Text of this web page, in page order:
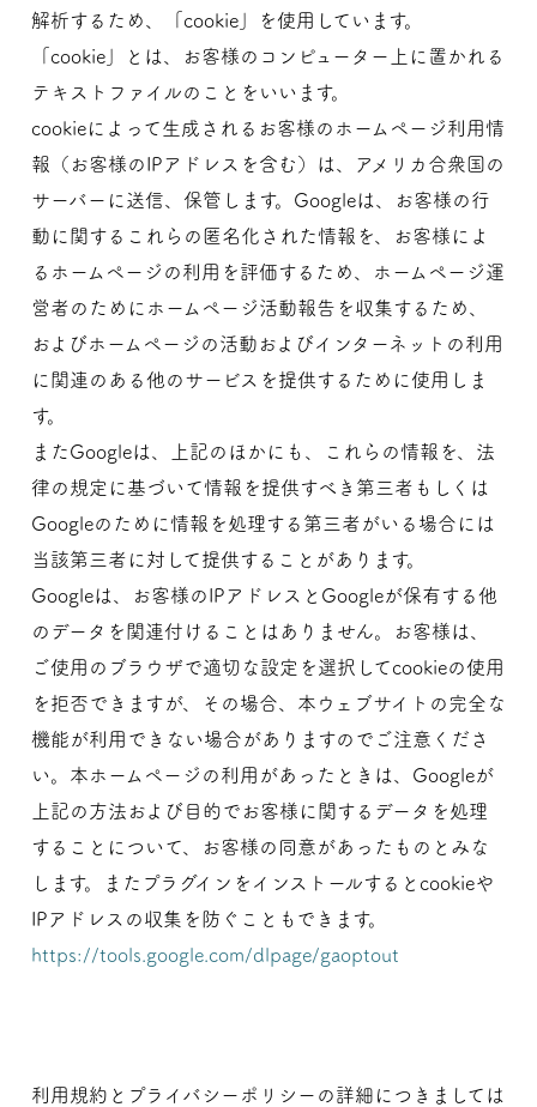
解析するため、「cookie」を使用しています。
「cookie」とは、お客様のコンピューター上に置かれる
テキストファイルのことをいいます。
cookieによって生成されるお客様のホームページ利用情
報（お客様のIPアドレスを含む）は、アメリカ合衆国の
サーバーに送信、保管します。Googleは、お客様の行
動に関するこれらの匿名化された情報を、お客様によ
るホームページの利用を評価するため、ホームページ運
営者のためにホームページ活動報告を収集するため、
およびホームページの活動およびインターネットの利用
に関連のある他のサービスを提供するために使用しま
す。
またGoogleは、上記のほかにも、これらの情報を、法
律の規定に基づいて情報を提供すべき第三者もしくは
Googleのために情報を処理する第三者がいる場合には
当該第三者に対して提供することがあります。
Googleは、お客様のIPアドレスとGoogleが保有する他
のデータを関連付けることはありません。お客様は、
ご使用のブラウザで適切な設定を選択してcookieの使用
を拒否できますが、その場合、本ウェブサイトの完全な
機能が利用できない場合がありますのでご注意くださ
い。本ホームページの利用があったときは、Googleが
上記の方法および目的でお客様に関するデータを処理
することについて、お客様の同意があったものとみな
します。またプラグインをインストールするとcookieや
IPアドレスの収集を防ぐこともできます。
https://tools.google.com/dlpage/gaoptout
利用規約とプライバシーポリシーの詳細につきましては